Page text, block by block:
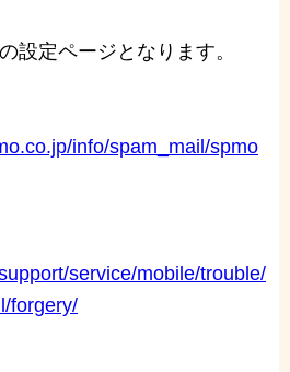
設定ページとなります。
info/spam_mail/spmo
service/mobile/trouble/
forgery/